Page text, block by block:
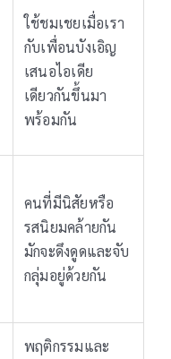
ใช้ชมเชยเมื่อเรา
กับเพื่อนบังเอิญ
เสนอไอเดีย
เดียวกันขึ้นมา
พร้อมกัน
คนที่มีนิสัยหรือ
รสนิยมคล้ายกัน
มักจะดึงดูดและจับ
กลุ่มอยู่ด้วยกัน
พฤติกรรมและ